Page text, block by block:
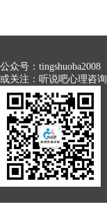
公众号：tingshuoba2008
或关注：听说吧心理咨询